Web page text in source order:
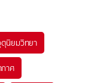
นิยมวิทยา
าศ